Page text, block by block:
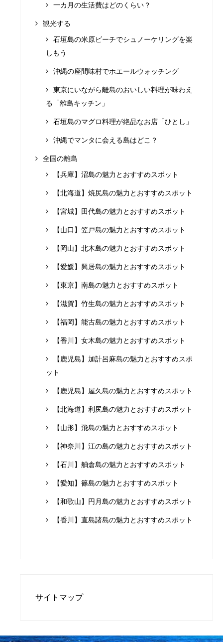
一カ月の生活費はどのくらい？
観光する
石垣島の米原ビーチでシュノーケリングを楽
しもう
沖縄の座間味村でホエールウォッチング
東京にいながら離島のおいしい料理が味わえ
る「離島キッチン」
石垣島のマグロ料理が絶品なお店「ひとし」
沖縄でマンタに会える島はどこ？
全国の離島
【兵庫】沼島の魅力とおすすめスポット
【北海道】焼尻島の魅力とおすすめスポット
【宮城】田代島の魅力とおすすめスポット
【山口】笠戸島の魅力とおすすめスポット
【岡山】北木島の魅力とおすすめスポット
【愛媛】興居島の魅力とおすすめスポット
【東京】南島の魅力とおすすめスポット
【滋賀】竹生島の魅力とおすすめスポット
【福岡】能古島の魅力とおすすめスポット
【香川】女木島の魅力とおすすめスポット
【鹿児島】加計呂麻島の魅力とおすすめスポ
ット
【鹿児島】屋久島の魅力とおすすめスポット
【北海道】利尻島の魅力とおすすめスポット
【山形】飛島の魅力とおすすめスポット
【神奈川】江の島の魅力とおすすめスポット
【石川】舳倉島の魅力とおすすめスポット
【愛知】篠島の魅力とおすすめスポット
【和歌山】円月島の魅力とおすすめスポット
【香川】直島諸島の魅力とおすすめスポット
サイトマップ